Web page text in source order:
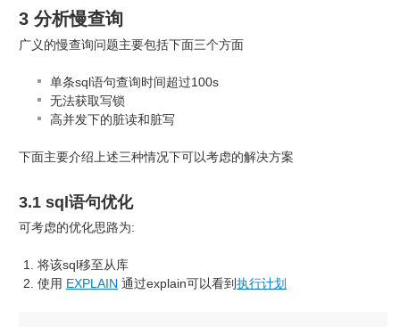
3 分析慢查询
广义的慢查询问题主要包括下面三个方面
单条sql语句查询时间超过100s
无法获取写锁
高并发下的脏读和脏写
下面主要介绍上述三种情况下可以考虑的解决方案
3.1 sql语句优化
可考虑的优化思路为:
将该sql移至从库
使用 EXPLAIN 通过explain可以看到执行计划